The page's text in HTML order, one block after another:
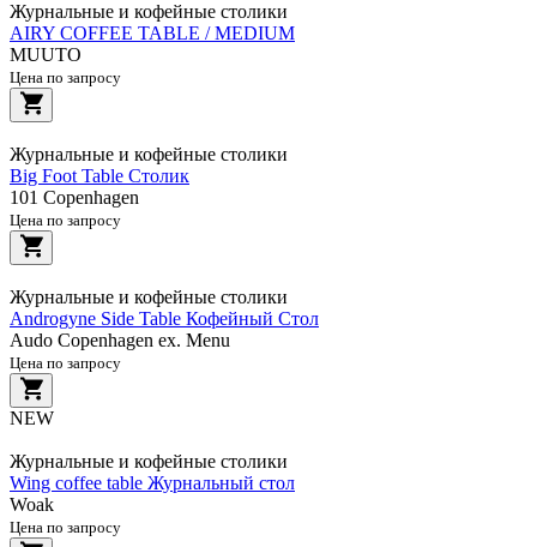
Журнальные и кофейные столики
AIRY COFFEE TABLE / MEDIUM
MUUTO
Цена по запросу
Журнальные и кофейные столики
Big Foot Table Столик
101 Copenhagen
Цена по запросу
Журнальные и кофейные столики
Androgyne Side Table Кофейный Стол
Audo Copenhagen ex. Menu
Цена по запросу
NEW
Журнальные и кофейные столики
Wing coffee table Журнальный стол
Woak
Цена по запросу